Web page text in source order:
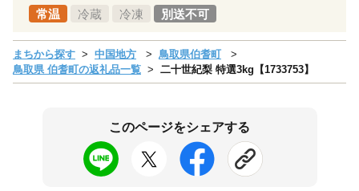
常温 冷蔵 冷凍 別送不可
まちから探す 中国地方
鳥取県伯耆町
鳥取県 伯耆町の返礼品一覧
二十世紀梨 特選3kg【1733753】
このページをシェアする